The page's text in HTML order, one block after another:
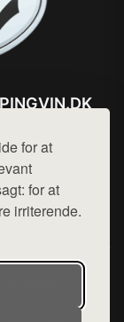
for at
for at
irriterende.
privatlivspolitik
række
produkter fra